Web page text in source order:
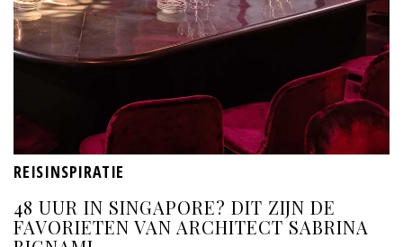
REISINSPIRATIE
48 UUR IN SINGAPORE? DIT ZIJN DE
FAVORIETEN VAN ARCHITECT SABRINA